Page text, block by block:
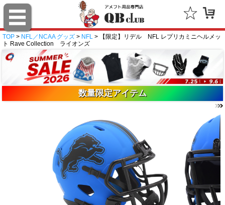
TOP > NFL／NCAA グッズ > NFL > 【限定】リデル NFL レプリカミニヘルメッ
ト Rave Collection ライオンズ
数量限定アイテム